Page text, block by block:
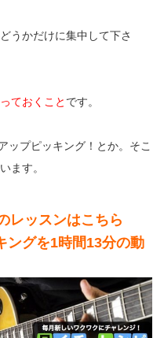
うかだけに集中して下さ
ておくこと です。
ップピッキング！とか。そこ
ます。
レッスンはこちら
ングを1時間13分の動